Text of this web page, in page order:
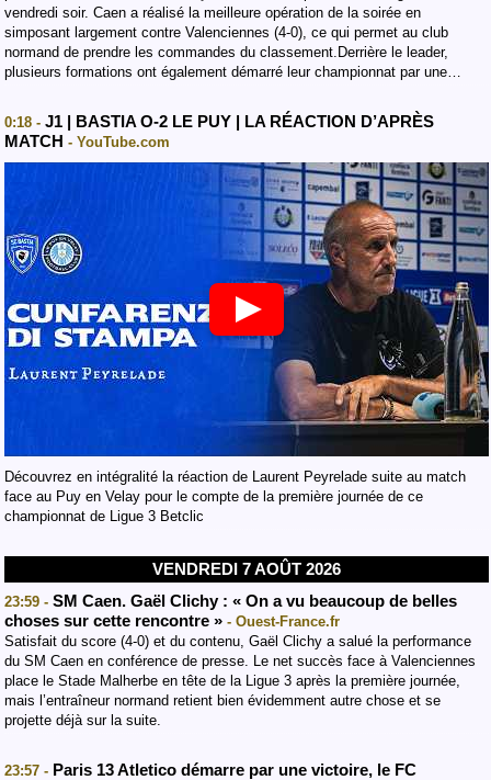
vendredi soir. Caen a réalisé la meilleure opération de la soirée en
simposant largement contre Valenciennes (4-0), ce qui permet au club
normand de prendre les commandes du classement.Derrière le leader,
plusieurs formations ont également démarré leur championnat par une…
0:18 - J1 | BASTIA O-2 LE PUY | LA RÉACTION D’APRÈS
MATCH - YouTube.com
Découvrez en intégralité la réaction de Laurent Peyrelade suite au match
face au Puy en Velay pour le compte de la première journée de ce
championnat de Ligue 3 Betclic
VENDREDI 7 AOÛT 2026
23:59 - SM Caen. Gaël Clichy : « On a vu beaucoup de belles
choses sur cette rencontre » - Ouest-France.fr
Satisfait du score (4-0) et du contenu, Gaël Clichy a salué la performance
du SM Caen en conférence de presse. Le net succès face à Valenciennes
place le Stade Malherbe en tête de la Ligue 3 après la première journée,
mais l’entraîneur normand retient bien évidemment autre chose et se
projette déjà sur la suite.
23:57 - Paris 13 Atletico démarre par une victoire, le FC